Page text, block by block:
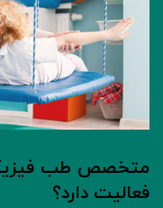
متخصص طب
فعالیت دارد؟